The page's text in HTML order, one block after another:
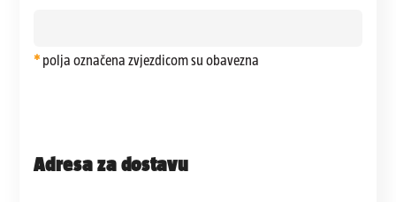
* polja označena zvjezdicom su obavezna
Adresa za dostavu